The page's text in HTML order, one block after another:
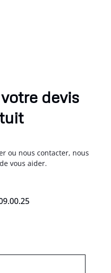
devis
ou nous contacter, nous
vous aider.